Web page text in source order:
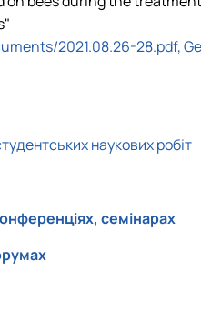
2021.08.26-28.pdf,
наукових робіт
семінарах